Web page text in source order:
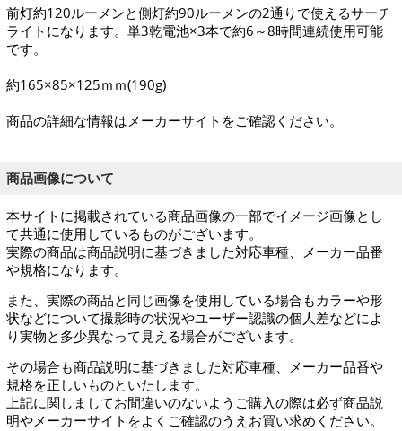
前灯約120ルーメンと側灯約90ルーメンの2通りで使えるサーチ
ライトになります。単3乾電池×3本で約6～8時間連続使用可能
です。
約165×85×125ｍｍ(190g)
商品の詳細な情報はメーカーサイトをご確認ください。
商品画像について
本サイトに掲載されている商品画像の一部でイメージ画像とし
て共通に使用しているものがございます。
実際の商品は商品説明に基づきました対応車種、メーカー品番
や規格になります。
また、実際の商品と同じ画像を使用している場合もカラーや形
状などについて撮影時の状況やユーザー認識の個人差などによ
り実物と多少異なって見える場合がございます。
その場合も商品説明に基づきました対応車種、メーカー品番や
規格を正しいものといたします。
上記に関しましてお間違いのないようご購入の際は必ず商品説
明やメーカーサイトをよくご確認のうえお買い求めください。